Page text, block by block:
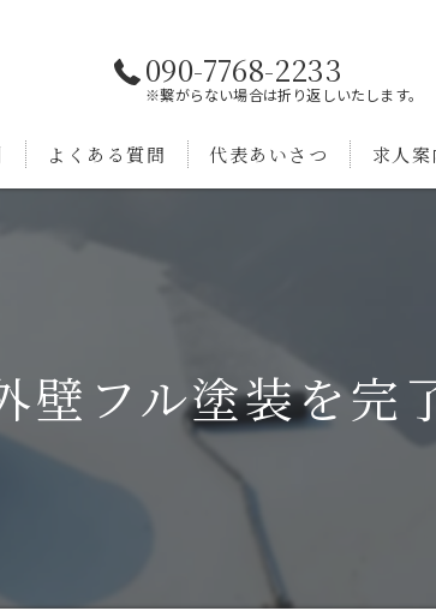
090-7768-2233
※繋がらない場合は折り返しいたします。
よくある質問 代表あいさつ 求人案
壁フル塗装を完